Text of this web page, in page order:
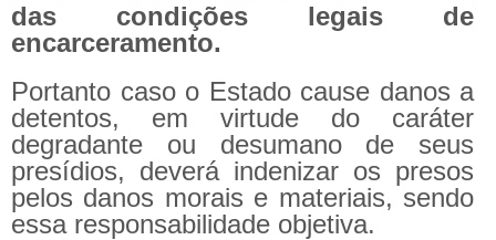
das condições legais de
encarceramento.
Portanto caso o Estado cause danos a
detentos, em virtude do caráter
degradante ou desumano de seus
presídios, deverá indenizar os presos
pelos danos morais e materiais, sendo
essa responsabilidade objetiva.